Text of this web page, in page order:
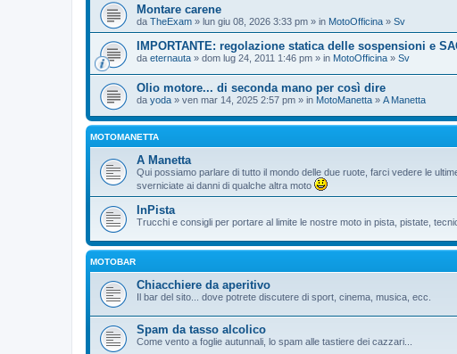
Montare carene
da TheExam » lun giu 08, 2026 3:33 pm » in MotoOfficina » Sv
IMPORTANTE: regolazione statica delle sospensioni e
da eternauta » dom lug 24, 2011 1:46 pm » in MotoOfficina » Sv
Olio motore... di seconda mano per così dire
da yoda » ven mar 14, 2025 2:57 pm » in MotoManetta » A Manetta
MOTOMANETTA
A Manetta
Qui possiamo parlare di tutto il mondo delle due ruote, farci vedere le
sverniciate ai danni di qualche altra moto
InPista
Trucchi e consigli per portare al limite le nostre moto in pista, pistate,
MOTOBAR
Chiacchiere da aperitivo
Il bar del sito... dove potrete discutere di sport, cinema, musica, ecc.
Spam da tasso alcolico
Come vento a foglie autunnali, lo spam alle tastiere dei cazzari...